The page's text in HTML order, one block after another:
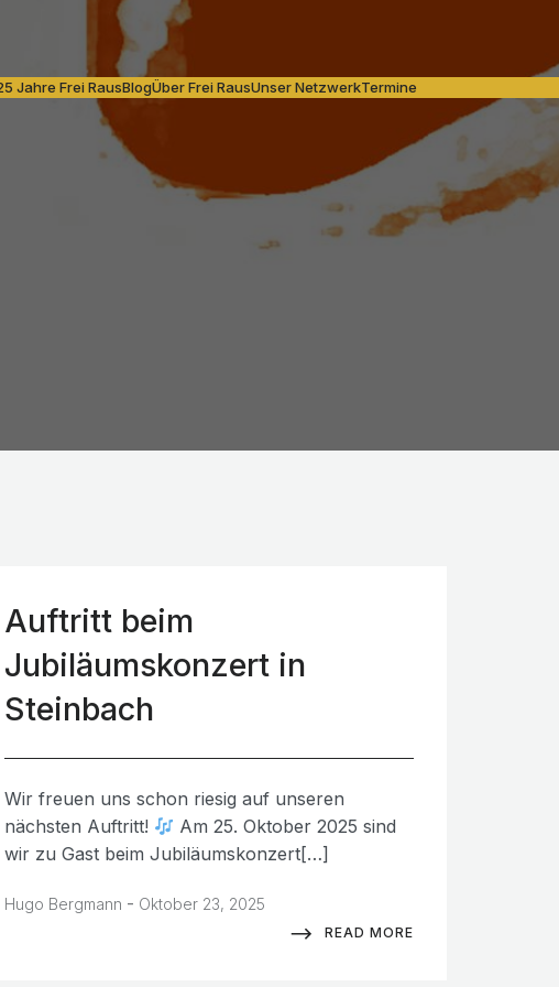
Jahre Frei RausBlogÜber Frei RausUnser NetzwerkTermine
Auftritt beim
Jubiläumskonzert in
Steinbach
Wir freuen uns schon riesig auf unseren
nächsten Auftritt!
Am 25. Oktober 2025 sind
wir zu Gast beim Jubiläumskonzert[…]
Hugo Bergmann - Oktober 23, 2025
READ MORE